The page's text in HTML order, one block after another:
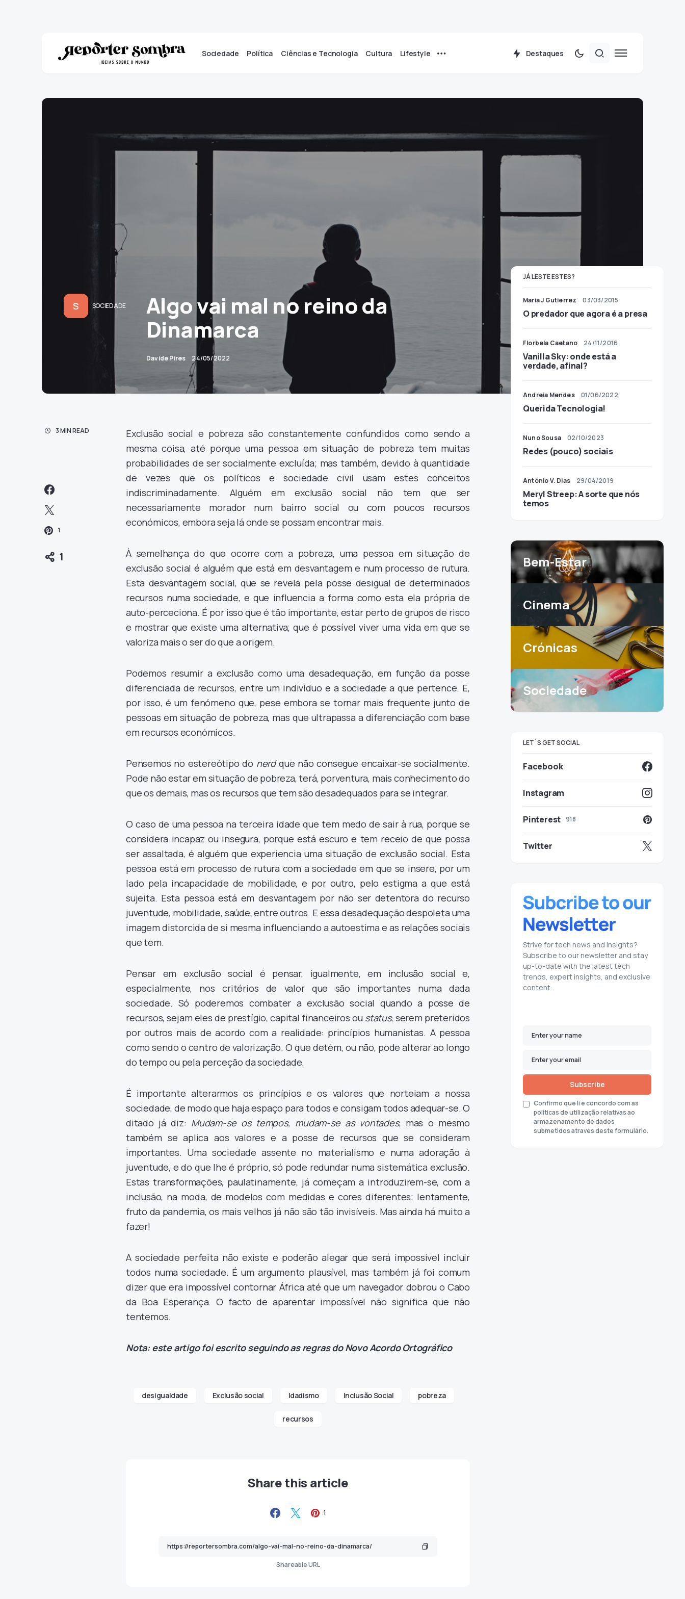
Sociedade Política Ciências e Tecnologia Cultura Lifestyle Destaques
S SOCIEDADE
Algo vai mal no reino da
Dinamarca
Davide Pires 24/05/2022
3 MIN READ
1
1
Exclusão social e pobreza são constantemente confundidos como sendo a
mesma coisa, até porque uma pessoa em situação de pobreza tem muitas
probabilidades de ser socialmente excluída; mas também, devido à quantidade
de vezes que os políticos e sociedade civil usam estes conceitos
indiscriminadamente. Alguém em exclusão social não tem que ser
necessariamente morador num bairro social ou com poucos recursos
económicos, embora seja lá onde se possam encontrar mais.
À semelhança do que ocorre com a pobreza, uma pessoa em situação de
exclusão social é alguém que está em desvantagem e num processo de rutura.
Esta desvantagem social, que se revela pela posse desigual de determinados
recursos numa sociedade, e que influencia a forma como esta ela própria de
auto-perceciona. É por isso que é tão importante, estar perto de grupos de risco
e mostrar que existe uma alternativa; que é possível viver uma vida em que se
valoriza mais o ser do que a origem.
Podemos resumir a exclusão como uma desadequação, em função da posse
diferenciada de recursos, entre um indivíduo e a sociedade a que pertence. E,
por isso, é um fenómeno que, pese embora se tornar mais frequente junto de
pessoas em situação de pobreza, mas que ultrapassa a diferenciação com base
em recursos económicos.
Pensemos no estereótipo do nerdque não consegue encaixar-se socialmente.
Pode não estar em situação de pobreza, terá, porventura, mais conhecimento do
que os demais, mas os recursos que tem são desadequados para se integrar.
O caso de uma pessoa na terceira idade que tem medo de sair à rua, porque se
considera incapaz ou insegura, porque está escuro e tem receio de que possa
ser assaltada, é alguém que experiencia uma situação de exclusão social. Esta
pessoa está em processo de rutura com a sociedade em que se insere, por um
lado pela incapacidade de mobilidade, e por outro, pelo estigma a que está
sujeita. Esta pessoa está em desvantagem por não ser detentora do recurso
juventude, mobilidade, saúde, entre outros. E essa desadequação despoleta uma
imagem distorcida de si mesma influenciando a autoestima e as relações sociais
que tem.
Pensar em exclusão social é pensar, igualmente, em inclusão social e,
especialmente, nos critérios de valor que são importantes numa dada
sociedade. Só poderemos combater a exclusão social quando a posse de
recursos, sejam eles de prestígio, capital financeiros ou status, serem preteridos
por outros mais de acordo com a realidade: princípios humanistas. A pessoa
como sendo o centro de valorização. O que detém, ou não, pode alterar ao longo
do tempo ou pela perceção da sociedade.
É importante alterarmos os princípios e os valores que norteiam a nossa
sociedade, de modo que haja espaço para todos e consigam todos adequar-se. O
ditado já diz: Mudam-se os tempos, mudam-se as vontades, mas o mesmo
também se aplica aos valores e a posse de recursos que se consideram
importantes. Uma sociedade assente no materialismo e numa adoração à
juventude, e do que lhe é próprio, só pode redundar numa sistemática exclusão.
Estas transformações, paulatinamente, já começam a introduzirem-se, com a
inclusão, na moda, de modelos com medidas e cores diferentes; lentamente,
fruto da pandemia, os mais velhos já não são tão invisíveis. Mas ainda há muito a
fazer!
A sociedade perfeita não existe e poderão alegar que será impossível incluir
todos numa sociedade. É um argumento plausível, mas também já foi comum
dizer que era impossível contornar África até que um navegador dobrou o Cabo
da Boa Esperança. O facto de aparentar impossível não significa que não
tentemos.
Nota: este artigo foi escrito seguindo as regras do Novo Acordo Ortográfico
desigualdade Exclusão social Idadismo Inclusão Social pobreza
recursos
Share this article
1
Shareable URL
JÁ LESTE ESTES?
Maria J Gutierrez 03/03/2015
O predador que agora é a presa
Florbela Caetano 24/11/2016
Vanilla Sky: onde está a
verdade, afinal?
Andreia Mendes 01/06/2022
Querida Tecnologia!
Nuno Sousa 02/10/2023
Redes (pouco) sociais
António V. Dias 29/04/2019
Meryl Streep: A sorte que nós
temos
Bem-Estar
Cinema
Crónicas
Sociedade
LET`S GET SOCIAL
Facebook
Instagram
Pinterest 918
Twitter
Strive for tech news and insights?
Subscribe to our newsletter and stay
up-to-date with the latest tech
trends, expert insights, and exclusive
content.
Subscribe
Confirmo que li e concordo com as
políticas de utilização relativas ao
armazenamento de dados
submetidos através deste formulário.